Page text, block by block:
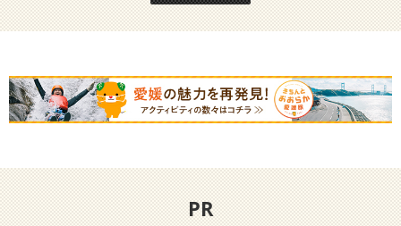
PR